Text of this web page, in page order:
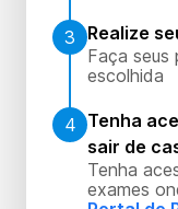
3
Realize
Faça seus
escolhida
4 Tenha
sair de
Tenha
exames